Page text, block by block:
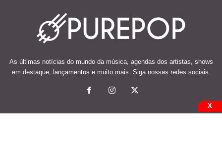
As últimas notícias do mundo da música, agendas dos artistas, shows
em destaque, lançamentos e muito mais. Siga nossas redes sociais.
X